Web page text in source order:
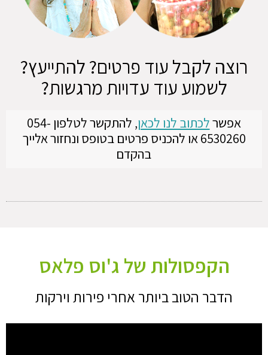
רוצה לקבל עוד פרטים? להתייעץ?
לשמוע עוד עדויות מרגשות?
אפשרלכתוב לנו לכאן
, להתקשר לטלפון 054-
6530260 או להכניס פרטים בטופס ונחזור אלייך
בהקדם
הקפסולות של ג'וס פלאס
הדבר הטוב ביותר אחרי פירות וירקות